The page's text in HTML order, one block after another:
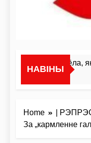
НАВІНЫ
«Я не жывёла,
Home
|
За „кармленне